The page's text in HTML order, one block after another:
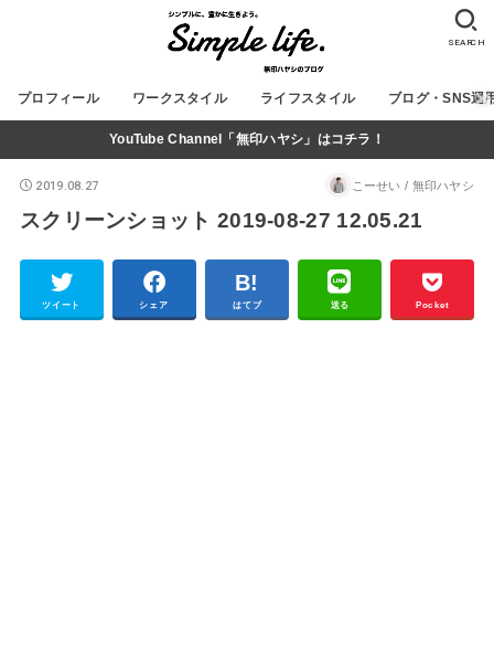
プロフィール ワークスタイル ライフスタイル ブログ・SNS運
SEARCH
YouTube Channel「無印ハヤシ」はコチラ！
2019.08.27 こーせい / 無印ハヤシ
スクリーンショット 2019-08-27 12.05.21
ツイート シェア はてブ 送る Pocket